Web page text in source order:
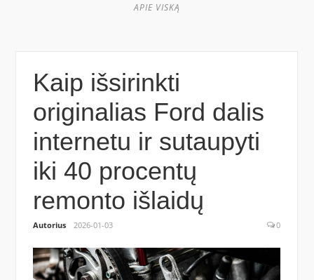
APIE VISKĄ
Kaip išsirinkti
originalias Ford dalis
internetu ir sutaupyti
iki 40 procentų
remonto išlaidų
Autorius 2026-01-03 0